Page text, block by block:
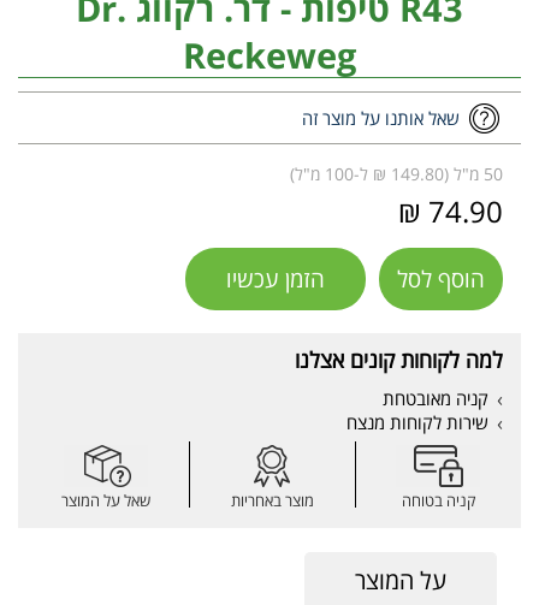
Reckeweg
שאל אותנו על מוצר זה
50 מ"ל (149.80 ₪ ל-100 מ"ל)
74.90 ₪
הוסף לסל הזמן עכשיו
למה לקוחות קונים אצלנו
קניה מאובטחת
שירות לקוחות מנצח
קניה בטוחה מוצר באחריות שאל על המוצר
על המוצר